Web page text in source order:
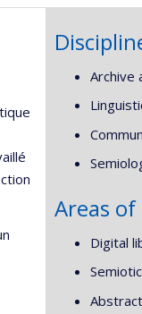
Archive
Areas
Digital